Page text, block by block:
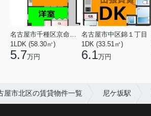
1LDK (58.30㎡)
5.7万円
名古屋市中区錦１丁目
1DK (33.51㎡)
6.1万円
屋市北区の賃貸物件一覧 尼ケ坂駅